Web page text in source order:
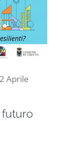
futuro
Aprile